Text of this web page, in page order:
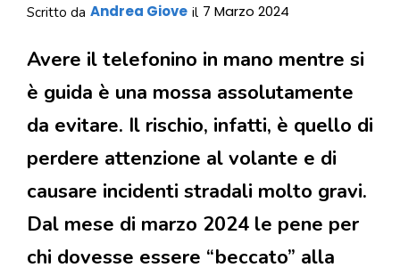
Scritto da Andrea Giove il 7 Marzo 2024
Avere il telefonino in mano mentre si
è guida è una mossa assolutamente
da evitare. Il rischio, infatti, è quello di
perdere attenzione al volante e di
causare incidenti stradali molto gravi.
Dal mese di marzo 2024 le pene per
chi dovesse essere “beccato” alla